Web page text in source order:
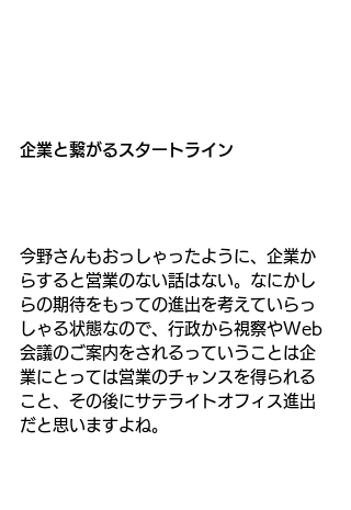
企業と繋がるスタートライン
今野さんもおっしゃったように、企業か
らすると営業のない話はない。なにかし
らの期待をもっての進出を考えていらっ
しゃる状態なので、行政から視察やWeb
会議のご案内をされるっていうことは企
業にとっては営業のチャンスを得られる
こと、その後にサテライトオフィス進出
だと思いますよね。